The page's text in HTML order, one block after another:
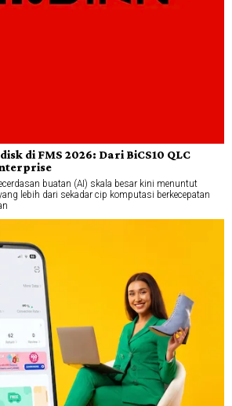
di FMS 2026: Dari BiCS10 QLC
buatan (AI) skala besar kini menuntut
lebih dari sekadar cip komputasi berkecepatan